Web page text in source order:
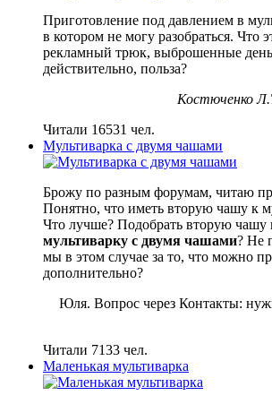
Приготовление под давлением в
в котором не могу разобраться. Что
рекламный трюк, выброшенные
действительно, польза?
Костюченко
Читали 16531 чел.
Мультиварка с двумя чашами
Брожу по разным форумам, читаю
Понятно, что иметь вторую чашу к
Что лучше? Подобрать вторую чашу
мультиварку с двумя чашами? Не
мы в этом случае за то, что можно
дополнительно?
Юля. Вопрос через Контакты:
Читали 7133 чел.
Маленькая мультиварка